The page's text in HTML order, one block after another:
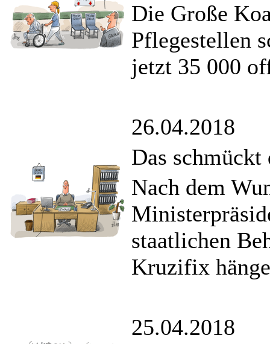
Die Große
Pflegestellen
jetzt 35 000
26.04.2018
Das schmückt
Nach dem
staatlichen
Kruzifix
25.04.2018